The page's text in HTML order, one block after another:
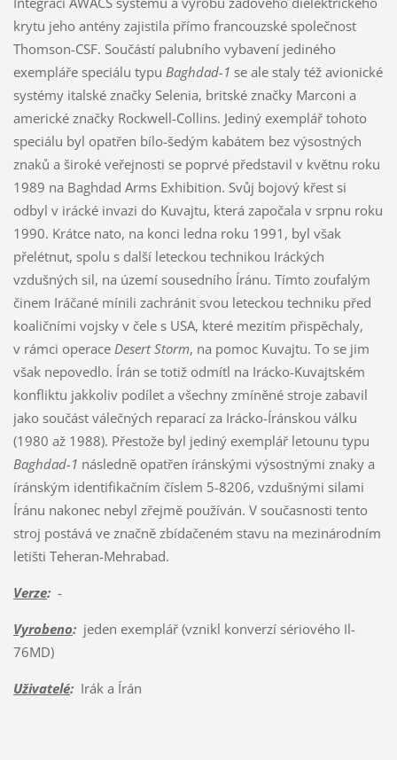
krytu jeho antény zajistila přímo francouzské společnost
Thomson-CSF. Součástí palubního vybavení jediného
exempláře speciálu typu Baghdad-1 se ale staly též avionické
systémy italské značky Selenia, britské značky Marconi a
americké značky Rockwell-Collins. Jediný exemplář tohoto
speciálu byl opatřen bílo-šedým kabátem bez výsostných
znaků a široké veřejnosti se poprvé představil v květnu roku
1989 na Baghdad Arms Exhibition. Svůj bojový křest si
odbyl v irácké invazi do Kuvajtu, která započala v srpnu roku
1990. Krátce nato, na konci ledna roku 1991, byl však
přelétnut, spolu s další leteckou technikou Iráckých
vzdušných sil, na území sousedního Íránu. Tímto zoufalým
činem Iráčané mínili zachránit svou leteckou techniku před
koaličními vojsky v čele s USA, které mezitím přispěchaly,
v rámci operace Desert Storm, na pomoc Kuvajtu. To se jim
však nepovedlo. Írán se totiž odmítl na Irácko-Kuvajtském
konfliktu jakkoliv podílet a všechny zmíněné stroje zabavil
jako součást válečných reparací za Irácko-Íránskou válku
(1980 až 1988). Přestože byl jediný exemplář letounu typu
Baghdad-1 následně opatřen íránskými výsostnými znaky a
íránským identifikačním číslem 5-8206, vzdušnými silami
Íránu nakonec nebyl zřejmě používán. V současnosti tento
stroj postává ve značně zbídačeném stavu na mezinárodním
letišti Teheran-Mehrabad.
Verze:-
Vyrobeno:jeden exemplář (vznikl konverzí sériového Il-
76MD)
Uživatelé:Irák a Írán